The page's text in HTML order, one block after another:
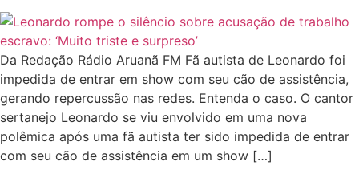
Da Redação Rádio Aruanã FM Fã autista de Leonardo foi
impedida de entrar em show com seu cão de assistência,
gerando repercussão nas redes. Entenda o caso. O cantor
sertanejo Leonardo se viu envolvido em uma nova
polêmica após uma fã autista ter sido impedida de entrar
com seu cão de assistência em um show […]